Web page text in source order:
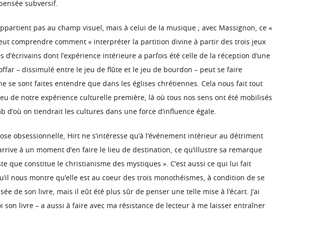
subversif.
pas au champ visuel, mais à celui de la musique ; avec Massignon, ce «
comprendre comment « interpréter la partition divine à partir des trois jeux
dont l’expérience intérieure a parfois été celle de la réception d’une
– dissimulé entre le jeu de flûte et le jeu de bourdon – peut se faire
se sont faites entendre que dans les églises chrétiennes. Cela nous fait tout
de notre expérience culturelle première, là où tous nos sens ont été mobilisés
on tiendrait les cultures dans une force d’influence égale.
obsessionnelle, Hirt ne s’intéresse qu’à l’événement intérieur au détriment
à un moment d’en faire le lieu de destination, ce qu’illustre sa remarque
que constitue le christianisme des mystiques ». C’est aussi ce qui lui fait
nous montre qu’elle est au coeur des trois monothéismes, à condition de se
de son livre, mais il eût été plus sûr de penser une telle mise à l’écart. J’ai
livre – a aussi à faire avec ma résistance de lecteur à me laisser entraîner